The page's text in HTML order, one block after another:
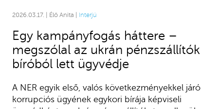
2026.03.17. | Élő Anita | Interjú
Egy kampányfogás háttere –
megszólal az ukrán pénzszállítók
bíróból lett ügyvédje
A NER egyik első, valós következményekkel járó
korrupciós ügyének egykori bírája képviseli